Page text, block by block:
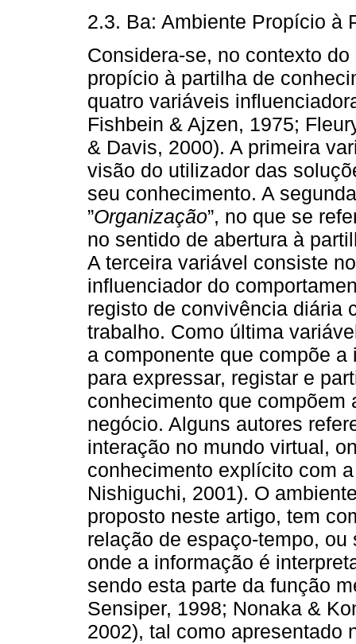
2.3. Ba: Ambiente Propício à
Considera-se, no contexto
propício à partilha de
quatro variáveis
Fishbein & Ajzen, 1975;
& Davis, 2000). A primeira
visão do utilizador das
seu conhecimento. A
”Organização”, no que se
no sentido de abertura à
A terceira variável consiste
influenciador do
registo de convivência diária
trabalho. Como última
a componente que compõe
para expressar, registar e
conhecimento que
negócio. Alguns autores
interação no mundo virtual,
conhecimento explícito com
Nishiguchi, 2001). O
proposto neste artigo, tem
relação de espaço-tempo,
onde a informação é
sendo esta parte da função
Sensiper, 1998; Nonaka &
2002), tal como apresentado